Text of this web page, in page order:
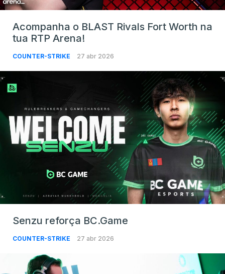
Acompanha o BLAST Rivals Fort Worth na
tua RTP Arena!
COUNTER-STRIKE 27 abr 2026
Senzu reforça BC.Game
COUNTER-STRIKE 27 abr 2026